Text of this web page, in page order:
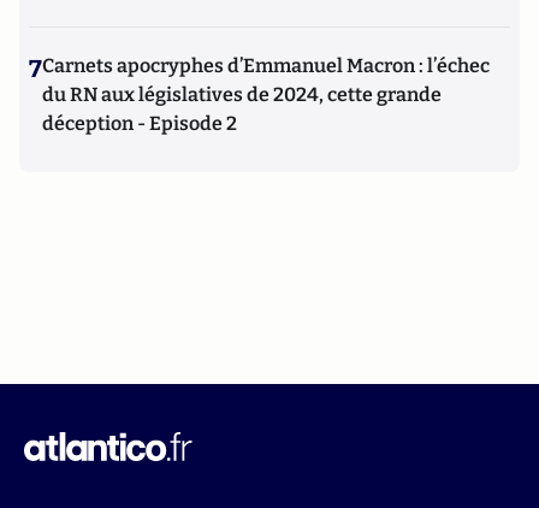
7Carnets apocryphes d’Emmanuel Macron : l’échec
du RN aux législatives de 2024, cette grande
déception - Episode 2